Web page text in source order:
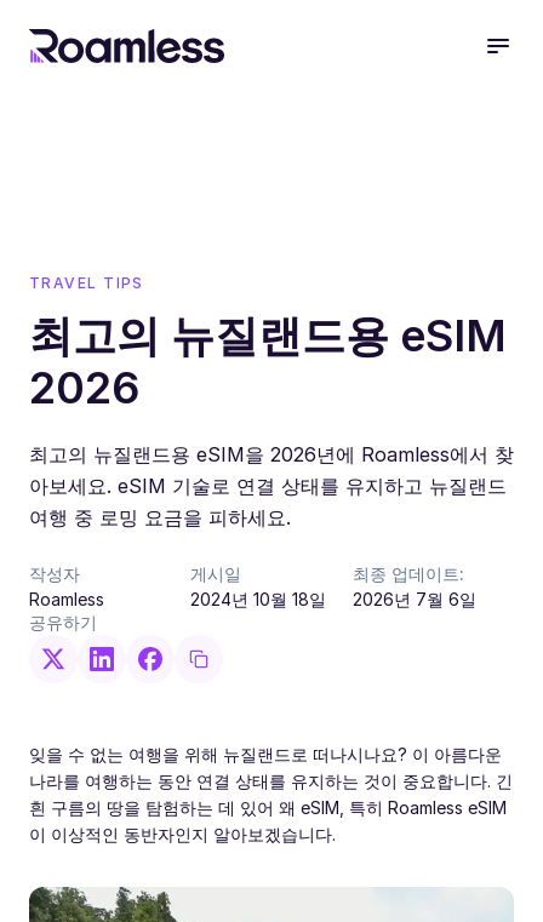
TRAVEL TIPS
최고의 뉴질랜드용 eSIM
2026
최고의 뉴질랜드용 eSIM을 2026년에 Roamless에서 찾
아보세요. eSIM 기술로 연결 상태를 유지하고 뉴질랜드
여행 중 로밍 요금을 피하세요.
작성자
Roamless
게시일
2024년 10월 18일
최종 업데이트:
2026년 7월 6일
공유하기
잊을 수 없는 여행을 위해 뉴질랜드로 떠나시나요? 이 아름다운
나라를 여행하는 동안 연결 상태를 유지하는 것이 중요합니다. 긴
흰 구름의 땅을 탐험하는 데 있어 왜 eSIM, 특히 Roamless eSIM
이 이상적인 동반자인지 알아보겠습니다.